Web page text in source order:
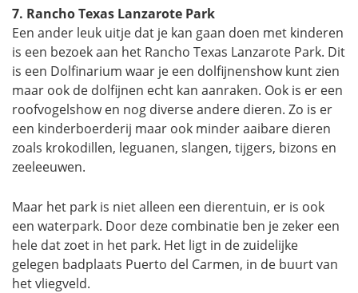
7. Rancho Texas Lanzarote Park
Een ander leuk uitje dat je kan gaan doen met kinderen
is een bezoek aan het Rancho Texas Lanzarote Park. Dit
is een Dolfinarium waar je een dolfijnenshow kunt zien
maar ook de dolfijnen echt kan aanraken. Ook is er een
roofvogelshow en nog diverse andere dieren. Zo is er
een kinderboerderij maar ook minder aaibare dieren
zoals krokodillen, leguanen, slangen, tijgers, bizons en
zeeleeuwen.
Maar het park is niet alleen een dierentuin, er is ook
een waterpark. Door deze combinatie ben je zeker een
hele dat zoet in het park. Het ligt in de zuidelijke
gelegen badplaats Puerto del Carmen, in de buurt van
het vliegveld.